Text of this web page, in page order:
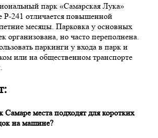
парк «Самарская Лука»
Р-241 отличается повышенной
месяцы. Парковка у основных
организована, но часто переполнена.
паркинги у входа в парк и
или на общественном транспорте
места подходят для коротких
на машине?